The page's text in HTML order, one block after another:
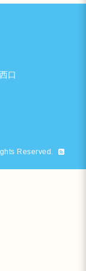
口
Reserved.